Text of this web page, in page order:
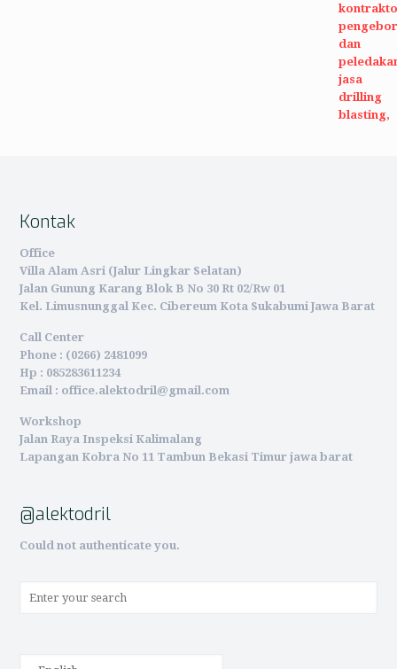
Kontak
Office
Villa Alam Asri (Jalur Lingkar Selatan)
Jalan Gunung Karang Blok B No 30 Rt 02/Rw 01
Kel. Limusnunggal Kec. Cibereum Kota Sukabumi Jawa Barat
Call Center
Phone : (0266) 2481099
Hp : 085283611234
Email : office.alektodril@gmail.com
Workshop
Jalan Raya Inspeksi Kalimalang
Lapangan Kobra No 11 Tambun Bekasi Timur jawa barat
@alektodril
Could not authenticate you.